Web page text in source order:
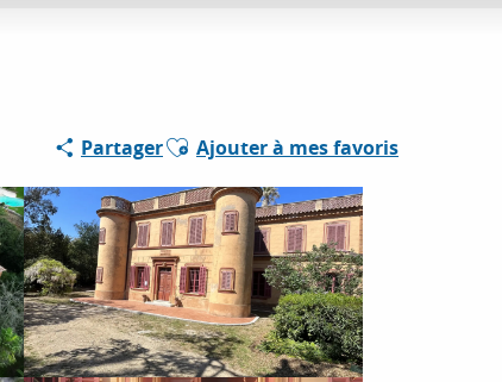
PartagerAjouter aux favoris
Ajouter à mes favoris